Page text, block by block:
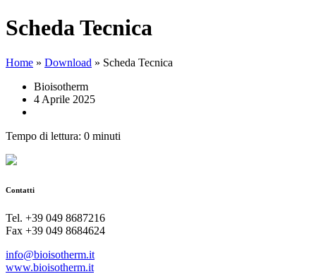
Scheda Tecnica
Home » Download » Scheda Tecnica
Bioisotherm
4 Aprile 2025
Tempo di lettura: 0 minuti
Contatti
Tel. +39 049 8687216
Fax +39 049 8684624
info@bioisotherm.it
www.bioisotherm.it